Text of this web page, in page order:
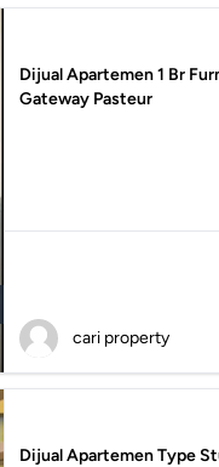
Dijual Apartemen 1 Br
Gateway Pasteur
cari property
Dijual Apartemen Type